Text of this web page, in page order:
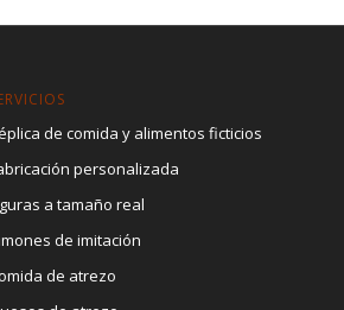
de comida y alimentos ficticios
personalizada
a tamaño real
de imitación
de atrezo